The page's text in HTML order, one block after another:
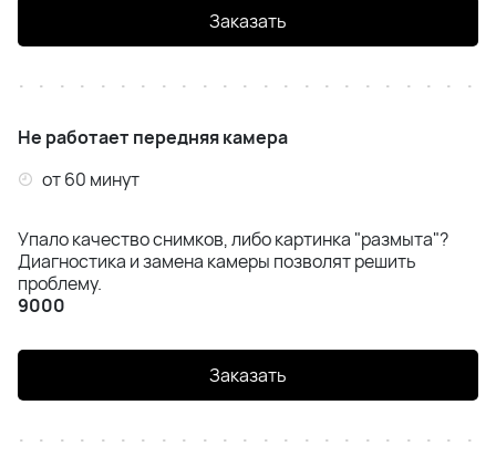
Заказать
Не работает передняя камера
от 60 минут
Упало качество снимков, либо картинка "размыта"?
Диагностика и замена камеры позволят решить
проблему.
9000
Заказать